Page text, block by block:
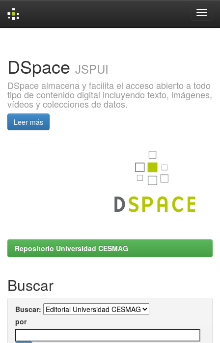
DSpace JSPUI
DSpace almacena y facilita el acceso abierto a todo
tipo de contenido digital incluyendo texto, imágenes,
vídeos y colecciones de datos.
Leer más
Repositorio Universidad CESMAG
Buscar
Buscar:
por